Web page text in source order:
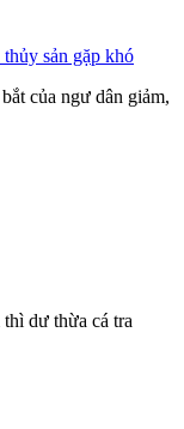
sản gặp khó
của ngư dân giảm,
dư thừa cá tra